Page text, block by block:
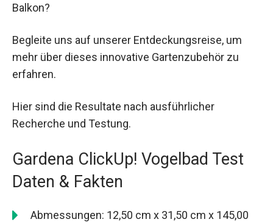
Balkon?
Begleite uns auf unserer Entdeckungsreise, um
mehr über dieses innovative Gartenzubehör zu
erfahren.
Hier sind die Resultate nach ausführlicher
Recherche und Testung.
Gardena ClickUp! Vogelbad Test
Daten & Fakten
Abmessungen: 12,50 cm x 31,50 cm x 145,00